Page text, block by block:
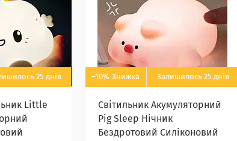
25 днів
Little
–10% Залишилось 25 днів
Світильник Акумуляторний
Pig Sleep Нічник
Бездротовий Силіконовий